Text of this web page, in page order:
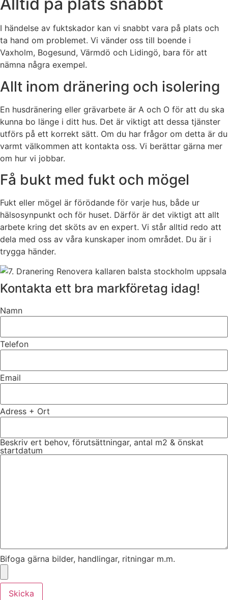
Alltid på plats snabbt
I händelse av fuktskador kan vi snabbt vara på plats och
ta hand om problemet. Vi vänder oss till boende i
Vaxholm, Bogesund, Värmdö och Lidingö, bara för att
nämna några exempel.
Allt inom dränering och isolering
En husdränering eller grävarbete är A och O för att du ska
kunna bo länge i ditt hus. Det är viktigt att dessa tjänster
utförs på ett korrekt sätt. Om du har frågor om detta är du
varmt välkommen att kontakta oss. Vi berättar gärna mer
om hur vi jobbar.
Få bukt med fukt och mögel
Fukt eller mögel är förödande för varje hus, både ur
hälsosynpunkt och för huset. Därför är det viktigt att allt
arbete kring det sköts av en expert. Vi står alltid redo att
dela med oss av våra kunskaper inom området. Du är i
trygga händer.
Kontakta ett bra markföretag idag!
Namn
Telefon
Email
Adress + Ort
Beskriv ert behov, förutsättningar, antal m2 & önskat
startdatum
Bifoga gärna bilder, handlingar, ritningar m.m.
Skicka